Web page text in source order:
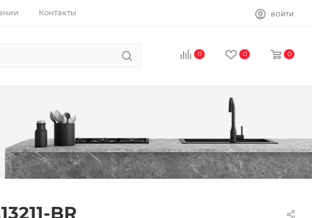
Контакты ВОЙТИ
0 0 0
BR